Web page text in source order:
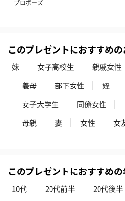
ト【ありがとう】
リラックスグッズ
リラックスグッズを同梱してお届け
（ブルー）（748円）
（イエロ
プロポーズ
このプレゼントにおすすめ
妹 女子高校生 親戚女性
義母
部下女性 姪
女子大学生
同僚女性
母親
妻 女性 女
このプレゼントにおすすめ
10代 20代前半 20代後半